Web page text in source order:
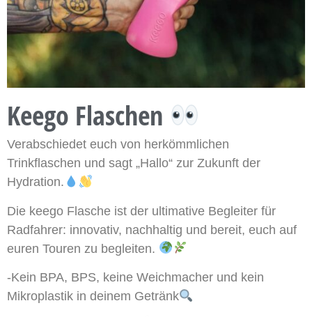
Keego Flaschen
Verabschiedet euch von herkömmlichen
Trinkflaschen und sagt „Hallo“ zur Zukunft der
Hydration.
Die keego Flasche ist der ultimative Begleiter für
Radfahrer: innovativ, nachhaltig und bereit, euch auf
euren Touren zu begleiten.
-Kein BPA, BPS, keine Weichmacher und kein
Mikroplastik in deinem Getränk